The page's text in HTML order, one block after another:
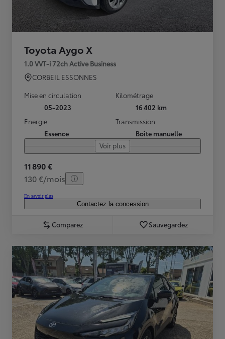
Toyota Aygo X
1.0 VVT-i 72ch Active Business
CORBEIL ESSONNES
Mise en circulation
05-2023
Kilométrage
16 402 km
Energie
Essence
Transmission
Boîte manuelle
Voir plus
11 890 €
130 €/mois
En savoir plus
Contactez la concession
Comparez Sauvegardez